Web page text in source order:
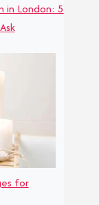
in London: 5
for